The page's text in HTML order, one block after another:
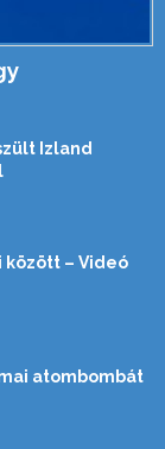
Izland
között – Videó
atombombát